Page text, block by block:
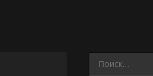
Найти: